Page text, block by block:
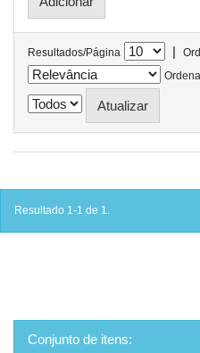
Resultados/Página |
Resultado 1-1 de 1.
Conjunto de itens: